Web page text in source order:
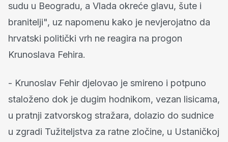
sudu u Beogradu, a Vlada okreće glavu, šute i
branitelji", uz napomenu kako je nevjerojatno da
hrvatski politički vrh ne reagira na progon
Krunoslava Fehira.
- Krunoslav Fehir djelovao je smireno i potpuno
staloženo dok je dugim hodnikom, vezan lisicama,
u pratnji zatvorskog stražara, dolazio do sudnice
u zgradi Tužiteljstva za ratne zločine, u Ustaničkoj